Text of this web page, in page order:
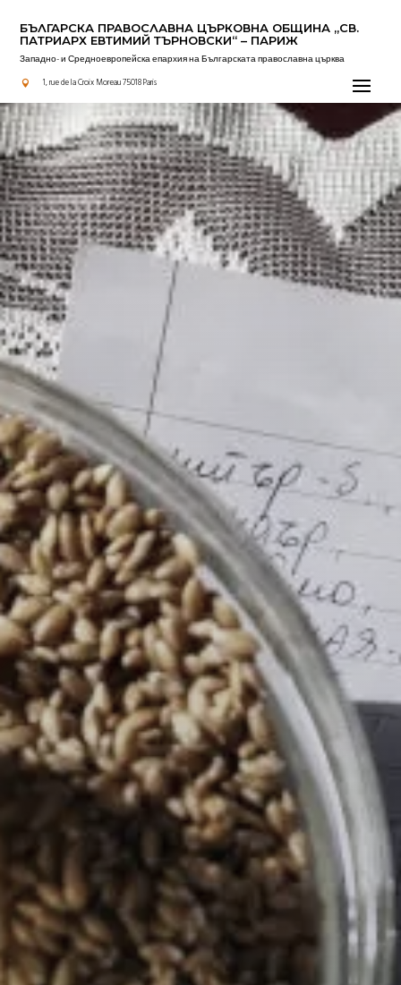
БЪЛГАРСКА ПРАВОСЛАВНА ЦЪРКОВНА OБЩИНА „СВ.
ПАТРИАРХ ЕВТИМИЙ ТЪРНОВСКИ“ – ПАРИЖ
Западно- и Средноевропейска епархия на Българската православна църква
 1, rue de la Croix Moreau 75018 Paris
Актуално